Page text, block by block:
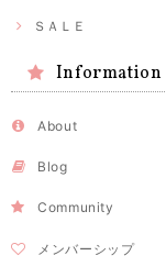
ＳＡＬＥ
Information
About
Blog
Community
メンバーシップ